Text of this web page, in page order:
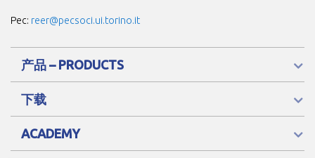
Pec: reer@pecsoci.ui.torino.it
产品 – PRODUCTS
下载
ACADEMY